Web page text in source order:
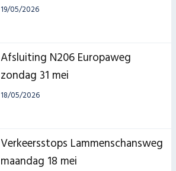
19/05/2026
Afsluiting N206 Europaweg
zondag 31 mei
18/05/2026
Verkeersstops Lammenschansweg
maandag 18 mei